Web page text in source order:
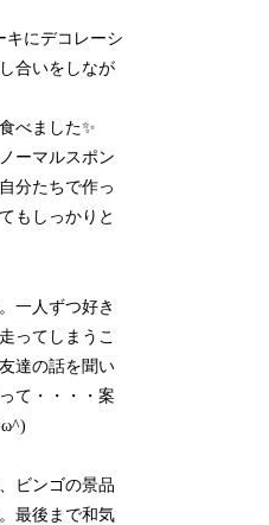
キにデコレーシ
合いをしなが
べました✨
ーマルスポン
分たちで作っ
もしっかりと
一人ずつ好き
ってしまうこ
達の話を聞い
て・・・・案
ビンゴの景品
最後まで和気